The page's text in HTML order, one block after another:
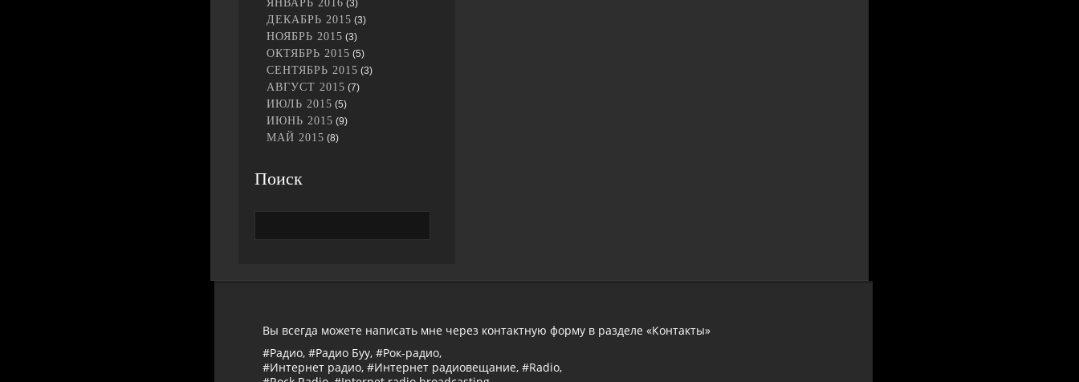
ЯНВАРЬ 2016 (3)
ДЕКАБРЬ 2015 (3)
НОЯБРЬ 2015 (3)
ОКТЯБРЬ 2015 (5)
СЕНТЯБРЬ 2015 (3)
АВГУСТ 2015 (7)
ИЮЛЬ 2015 (5)
ИЮНЬ 2015 (9)
МАЙ 2015 (8)
Поиск
Вы всегда можете написать мне через контактную форму в разделе «Контакты»
#Радио, #Радио Буу, #Рок-радио,
#Интернет радио, #Интернет радиовещание, #Radio,